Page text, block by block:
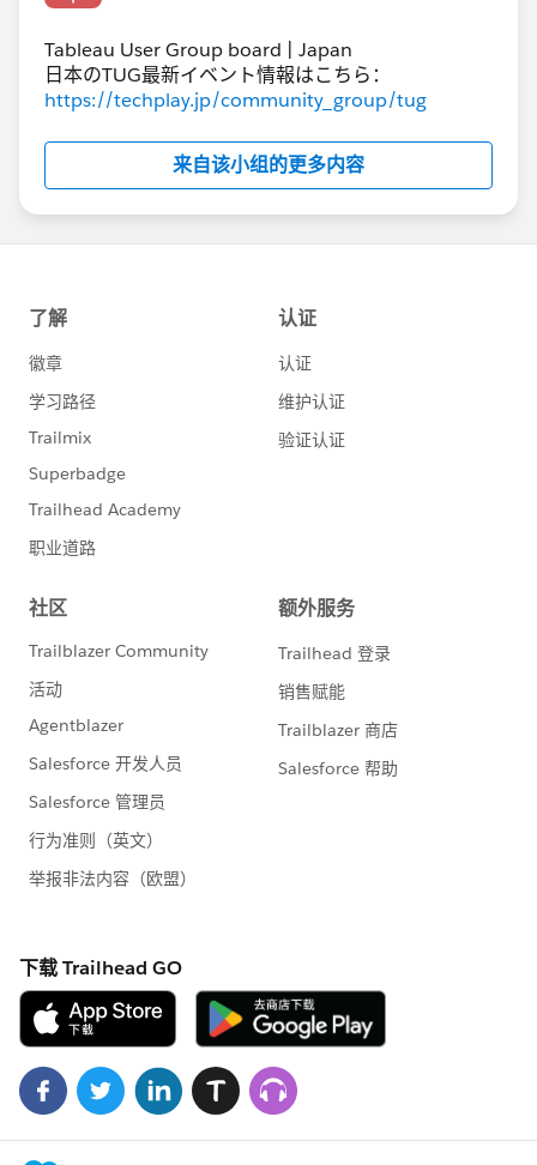
Tableau User Group board | Japan
日本のTUG最新イベント情報はこちら：
https://techplay.jp/community_group/tug
来自该小组的更多内容